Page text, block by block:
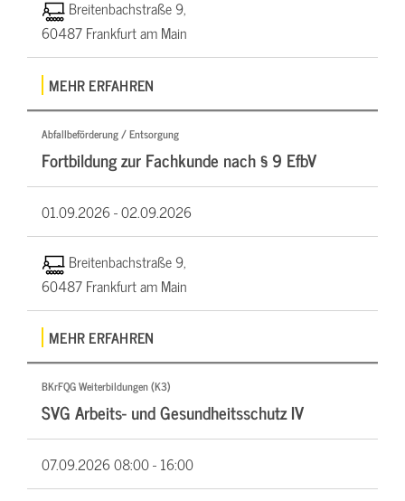
Breitenbachstraße 9,
60487 Frankfurt am Main
MEHR ERFAHREN
Abfallbeförderung / Entsorgung
Fortbildung zur Fachkunde nach § 9 EfbV
01.09.2026 -02.09.2026
Breitenbachstraße 9,
60487 Frankfurt am Main
MEHR ERFAHREN
BKrFQG Weiterbildungen (K3)
SVG Arbeits- und Gesundheitsschutz IV
07.09.202608:00 - 16:00